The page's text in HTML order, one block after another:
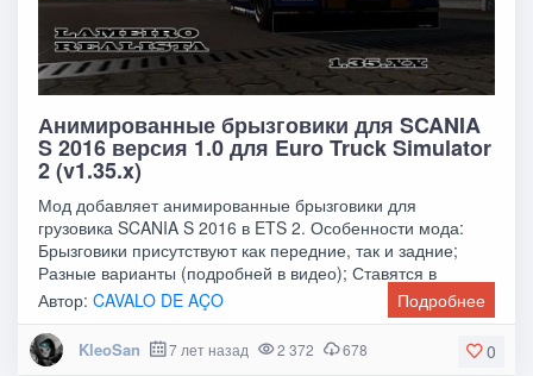
Анимированные брызговики для SCANIA
S 2016 версия 1.0 для Euro Truck Simulator
2 (v1.35.x)
Мод добавляет анимированные брызговики для
грузовика SCANIA S 2016 в ETS 2. Особенности мода:
Брызговики присутствуют как передние, так и задние;
Разные варианты (подробней в видео); Ставятся в
Автор:CAVALO DE AÇO Подробнее
0
KleoSan 7 лет назад 2 372 678